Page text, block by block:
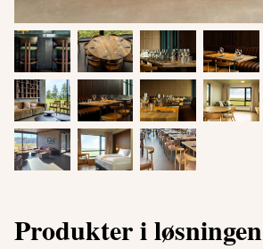
Produkter i løsningen